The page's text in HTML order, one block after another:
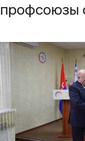
профсоюзы